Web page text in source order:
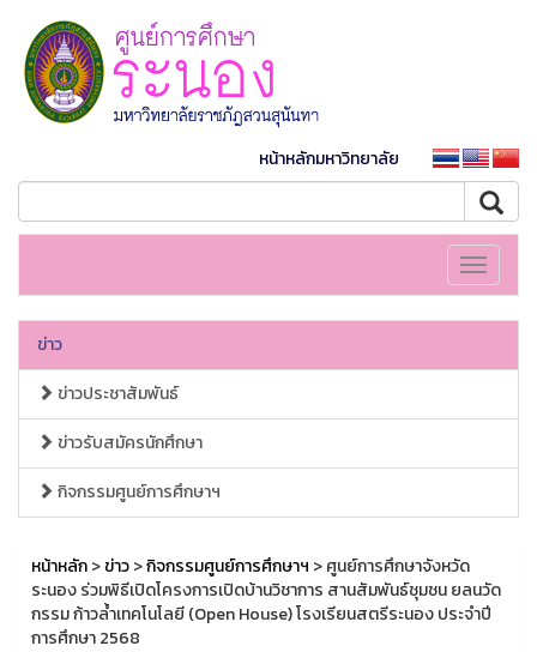
หน้าหลักมหาวิทยาลัย
Toggle
ข่าว
ข่าวประชาสัมพันธ์
ข่าวรับสมัครนักศึกษา
กิจกรรมศูนย์การศึกษาฯ
หน้าหลัก>ข่าว>กิจกรรมศูนย์การศึกษาฯ > ศูนย์การศึกษาจังหวัด
ระนอง ร่วมพิธีเปิดโครงการเปิดบ้านวิชาการ สานสัมพันธ์ชุมชน ยลนวัด
กรรม ก้าวล้ำเทคโนโลยี (Open House) โรงเรียนสตรีระนอง ประจำปี
การศึกษา 2568